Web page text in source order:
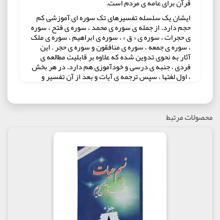
ایشان یک سلسله تفسیرهای تک سوره ای آموزشی کم
حجم دارد. از جمله ی سوره ی محمد ، سوره ی فتح ، سوره
ی حجرات ، سوره ی « ق » ، سوره ی ابراهیم ، سوره ی ملک
، سوره ی جمعه ، سوره ی منافقون و سوره ی حجر . این
آثار به نحوی تدوین شده که علاوه بر قابلیت مطالعه ی
فردی ، جنبه ی درسی و خودآموزی هم دارد. در هر بخش
، اول لغتها ، سپس ترجمه ی آیات و بعد از آن تفسیر و
برداشتها ، و در آخر بعضی ریزه کاریهای لفظی و نکات
و خواص پذیر استاین مجموعه بر مبنای هر جلد یک جزء
طراحی شده و از نظر محتوایی کاملا روشمند می باشد و در
بندی مفهومی آیات، یبان مفهوم کلی برای هر قطعه و
ترجمه روان آیه و توضیح لغت و در ادامه تفسیر به بیان
ساده و روان که تمامی قشرهای مردم را اغنا می کند
نهایی در قطع وزیری و در هشت جلد ارائه گردیده است.
حجم هشت جلد با هم برابر بوده و هر جلد از سوره ای
شروع شده و به سوره ای ختم می شود
محصولات مرتبط